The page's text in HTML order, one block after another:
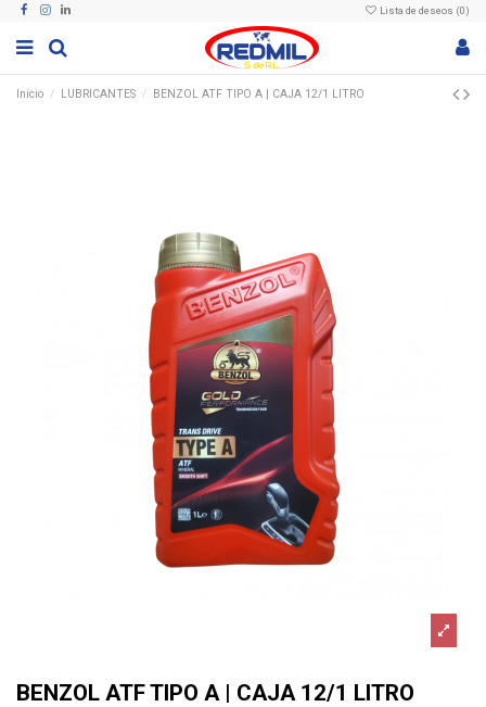
Lista de deseos (0)
Inicio LUBRICANTES BENZOL ATF TIPO A | CAJA 12/1 LITRO
BENZOL ATF TIPO A | CAJA 12/1 LITRO